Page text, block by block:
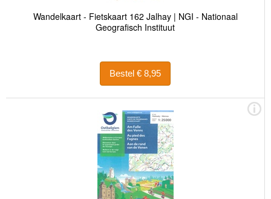
Wandelkaart - Fietskaart 162 Jalhay | NGI - Nationaal
Geografisch Instituut
Bestel € 8,95